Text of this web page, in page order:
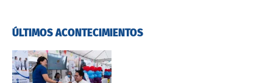
ÚLTIMOS ACONTECIMIENTOS